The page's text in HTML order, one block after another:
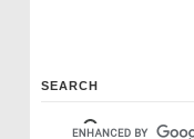
SEARCH